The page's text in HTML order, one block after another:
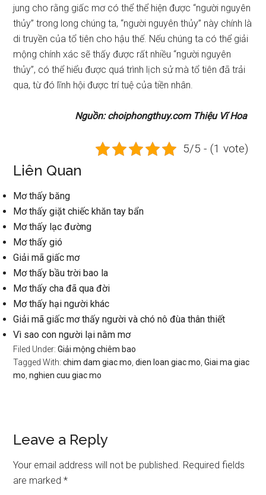
jung cho rằng giấc mơ có thể thể hiện được “người nguyên
thủy” trong long chúng ta, “người nguyên thủy” này chính là
di truyền của tổ tiên cho hậu thế. Nếu chúng ta có thể giải
mộng chính xác sẽ thấy được rất nhiều “người nguyên
thủy”, có thể hiểu được quá trình lịch sử mà tổ tiên đã trải
qua, từ đó lĩnh hội được trí tuệ của tiền nhân.
Nguồn: choiphongthuy.com Thiệu Vĩ Hoa
5/5 - (1 vote)
Liên Quan
Mơ thấy băng
Mơ thấy giặt chiếc khăn tay bẩn
Mơ thấy lạc đường
Mơ thấy gió
Giải mã giấc mơ
Mơ thấy bầu trời bao la
Mơ thấy cha đã qua đời
Mơ thấy hại người khác
Giải mã giấc mơ thấy người và chó nô đùa thân thiết
Vì sao con người lại nằm mơ
Filed Under:Giải mộng chiêm bao
Tagged With:chim dam giac mo ,dien loan giac mo ,Giai ma giac
mo ,nghien cuu giac mo
Reader
Interactions
Leave a Reply
Your email address will not be published. Required fields
are marked*